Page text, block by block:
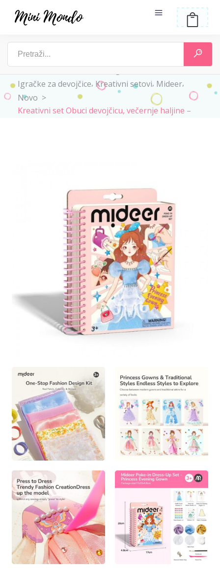
Home>Mini Mondo>3 godine +,
Igračke za devojčice, Kreativni setovi, Mideer,
Novo >
Kreativni set Obuci devojčicu, večernje haljine –